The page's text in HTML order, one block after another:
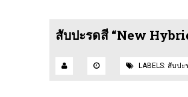
สับปะรดสี “New
LABELS: สับปะ